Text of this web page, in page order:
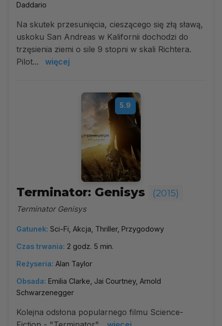
Daddario
Na skutek przesunięcia, cieszącego się złą sławą,
uskoku San Andreas w Kalifornii dochodzi do
trzęsienia ziemi o sile 9 stopni w skali Richtera.
Pilot...
więcej
5.9
Terminator: Genisys (2015)
Terminator Genisys
Gatunek: Sci-Fi, Akcja, Thriller, Przygodowy
Czas trwania: 2 godz. 5 min.
Reżyseria: Alan Taylor
Obsada: Emilia Clarke, Jai Courtney, Arnold
Schwarzenegger
Kolejna odsłona popularnego filmu Science-